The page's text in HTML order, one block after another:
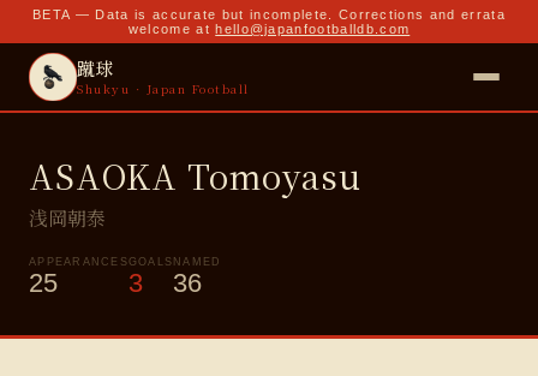
BETA — Data is accurate but incomplete. Corrections and errata
welcome at hello@japanfootballdb.com
蹴球
Shukyu · Japan Football
ASAOKA Tomoyasu
浅岡朝泰
APPEARANCES
25
GOALS
3
NAMED
36